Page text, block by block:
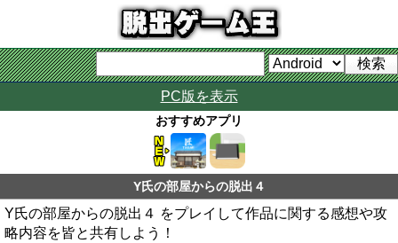
PC版を表示
おすすめアプリ
Y氏の部屋からの脱出４
Y氏の部屋からの脱出４ をプレイして作品に関する感想や攻
略内容を皆と共有しよう！